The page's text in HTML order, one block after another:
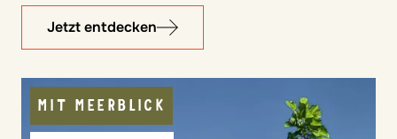
Jetzt entdecken
MIT MEERBLICK